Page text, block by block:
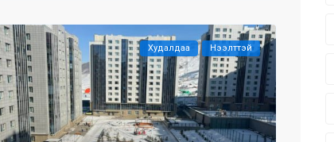
Худалдаа Нээлттэй